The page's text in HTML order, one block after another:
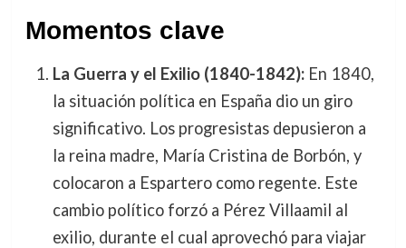
Momentos clave
La Guerra y el Exilio (1840-1842):En 1840,
la situación política en España dio un giro
significativo. Los progresistas depusieron a
la reina madre, María Cristina de Borbón, y
colocaron a Espartero como regente. Este
cambio político forzó a Pérez Villaamil al
exilio, durante el cual aprovechó para viajar